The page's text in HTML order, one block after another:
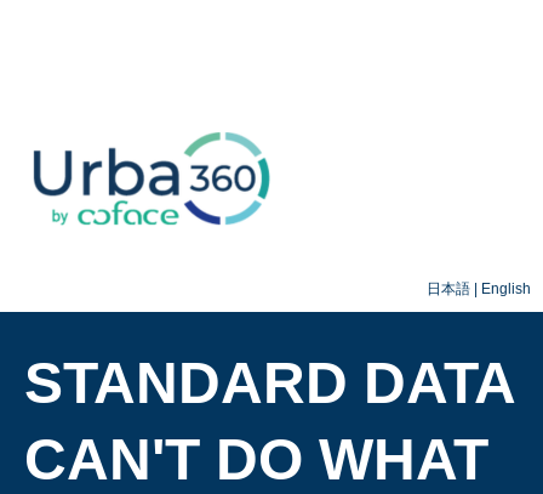
日本語 English
STANDARD DATA
CAN'T DO WHAT